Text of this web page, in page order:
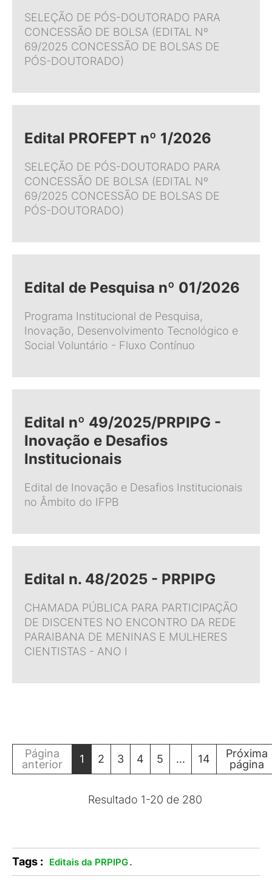
SELEÇÃO DE PÓS-DOUTORADO PARA
CONCESSÃO DE BOLSA (EDITAL Nº
69/2025 CONCESSÃO DE BOLSAS DE
PÓS-DOUTORADO)
Edital PROFEPT nº 1/2026
SELEÇÃO DE PÓS-DOUTORADO PARA
CONCESSÃO DE BOLSA (EDITAL Nº
69/2025 CONCESSÃO DE BOLSAS DE
PÓS-DOUTORADO)
Edital de Pesquisa nº 01/2026
Programa Institucional de Pesquisa,
Inovação, Desenvolvimento Tecnológico e
Social Voluntário - Fluxo Contínuo
Edital nº 49/2025/PRPIPG -
Inovação e Desafios
Institucionais
Edital de Inovação e Desafios Institucionais
no Âmbito do IFPB
Edital n. 48/2025 - PRPIPG
CHAMADA PÚBLICA PARA PARTICIPAÇÃO
DE DISCENTES NO ENCONTRO DA REDE
PARAIBANA DE MENINAS E MULHERES
CIENTISTAS - ANO I
Página
anterior
1 2 3 4 5 ... 14
Próxima
página
Resultado 1-20 de 280
Tags : Editais da PRPIPG.